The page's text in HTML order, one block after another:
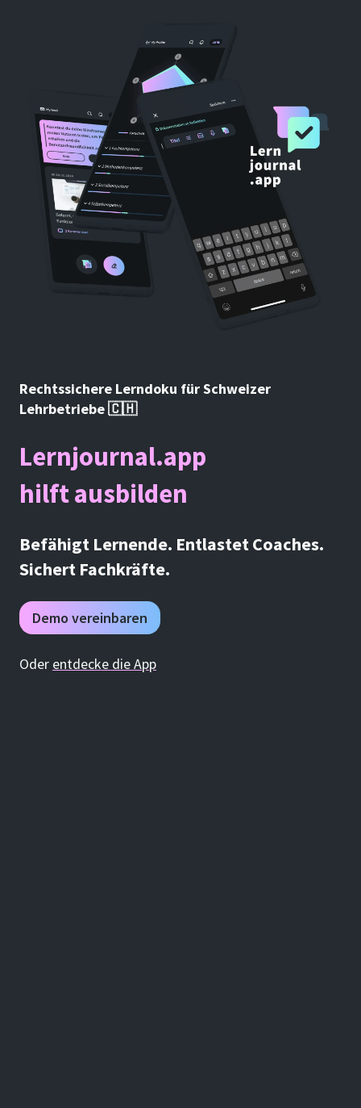
Rechtssichere Lerndoku für Schweizer
Lehrbetriebe 🇨🇭
Lernjournal.app
hilft ausbilden
Befähigt Lernende. Entlastet Coaches.
Sichert Fachkräfte.
Demo vereinbaren
Oder entdecke die App